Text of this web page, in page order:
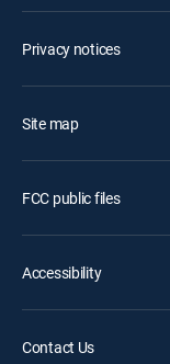
Privacy notices
Site map
FCC public files
Accessibility
Contact Us